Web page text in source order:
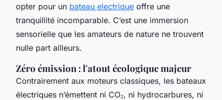
opter pour un bateau electrique offre une
tranquillité incomparable. C’est une immersion
sensorielle que les amateurs de nature ne trouvent
nulle part ailleurs.
Zéro émission : l'atout écologique majeur
Contrairement aux moteurs classiques, les bateaux
électriques n’émettent ni CO₂, ni hydrocarbures, ni